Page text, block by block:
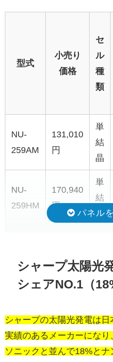
型式
小売り
価格
セ
ル
種
類
NU-
259AM
131,010
円
単
結
晶
NU-
259HM
170,940
円
単
結
晶
240AH
円
晶
256AF
円
晶
NQ-
125,000
単
シャープ太陽光
シェアNO.1（
シャープの太陽光発電は日
実績のあるメーカーにな
ソニックと並んで18%とナ